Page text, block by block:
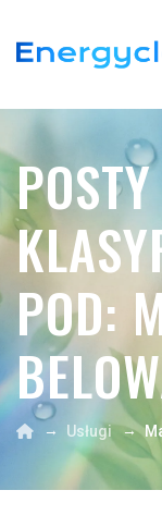
POSTY
POD:
→ Usługi →